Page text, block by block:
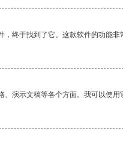
终于找到了它。这款软件的功能
演示文稿等各个方面。我可以使用